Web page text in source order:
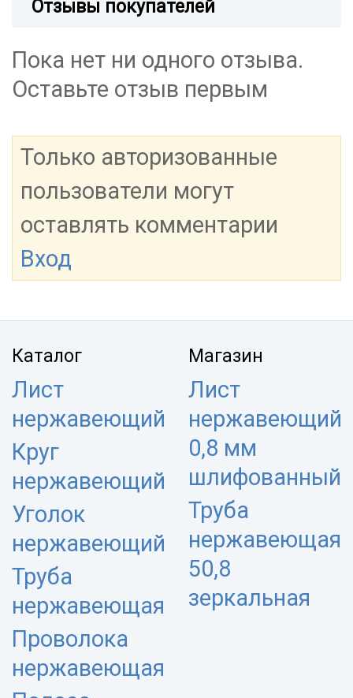
Отзывы покупателей
Пока нет ни одного отзыва.
Оставьте отзыв первым
Только авторизованные
пользователи могут
оставлять комментарии
Вход
Каталог
Лист
нержавеющий
Круг
нержавеющий
Уголок
нержавеющий
Труба
нержавеющая
Проволока
нержавеющая
Магазин
Лист
нержавеющий
0,8 мм
шлифованный
Труба
нержавеющая
50,8
зеркальная